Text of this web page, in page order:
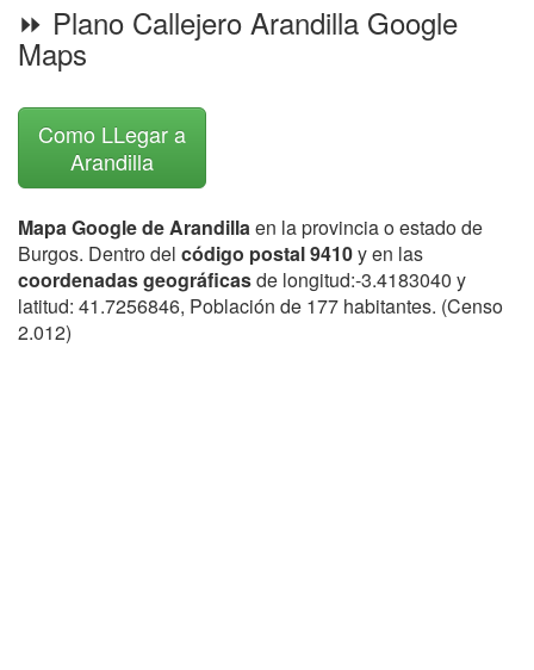
⏩ Plano Callejero Arandilla Google
Maps
Como LLegar a
Arandilla
Mapa Google de Arandillaen la provincia o estado de
Burgos. Dentro del código postal 9410y en las
coordenadas geográficasde longitud:-3.4183040 y
latitud: 41.7256846, Población de 177 habitantes. (Censo
2.012)